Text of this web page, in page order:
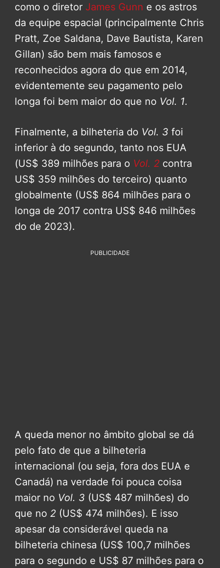
como o diretor James Gunn e os astros
da equipe espacial (principalmente Chris
Pratt, Zoe Saldana, Dave Bautista, Karen
Gillan) são bem mais famosos e
reconhecidos agora do que em 2014,
evidentemente seu pagamento pelo
longa foi bem maior do que no Vol. 1.
Finalmente, a bilheteria do Vol. 3 foi
inferior à do segundo, tanto nos EUA
(US$ 389 milhões para o Vol. 2 contra
US$ 359 milhões do terceiro) quanto
globalmente (US$ 864 milhões para o
longa de 2017 contra US$ 846 milhões
do de 2023).
PUBLICIDADE
A queda menor no âmbito global se dá
pelo fato de que a bilheteria
internacional (ou seja, fora dos EUA e
Canadá) na verdade foi pouca coisa
maior no Vol. 3 (US$ 487 milhões) do
que no 2 (US$ 474 milhões). E isso
apesar da considerável queda na
bilheteria chinesa (US$ 100,7 milhões
para o segundo e US$ 87 milhões para o